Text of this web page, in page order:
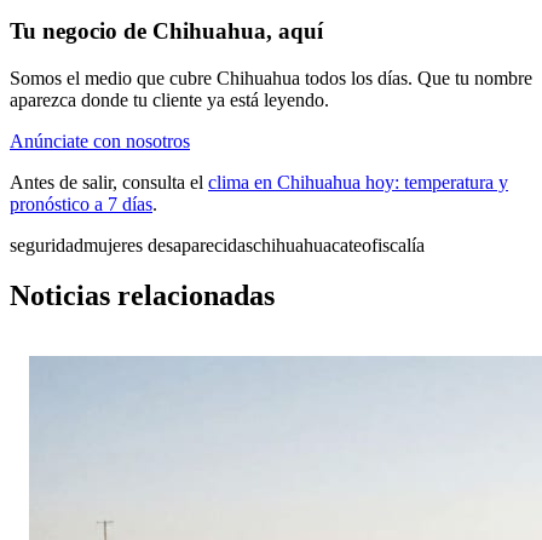
Tu negocio de Chihuahua, aquí
Somos el medio que cubre Chihuahua todos los días. Que tu nombre
aparezca donde tu cliente ya está leyendo.
Anúnciate con nosotros
Antes de salir, consulta el clima en Chihuahua hoy: temperatura y
pronóstico a 7 días.
seguridadmujeres desaparecidaschihuahuacateofiscalía
Noticias relacionadas